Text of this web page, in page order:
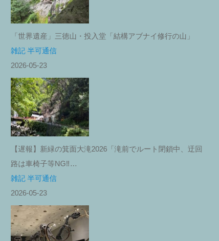
「世界遺産」三徳山・投入堂「結構アブナイ修行の山」
雑記 半可通信
2026-05-23
【遅報】新緑の箕面大滝2026「滝前でルート閉鎖中、迂回
路は車椅子等NG‼︎…
雑記 半可通信
2026-05-23